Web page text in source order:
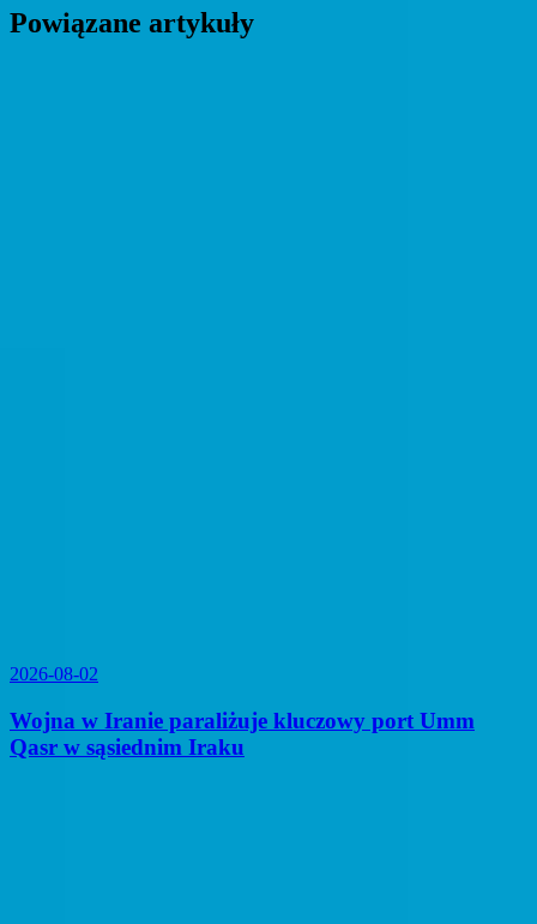
Powiązane artykuły
2026-08-02
Wojna w Iranie paraliżuje kluczowy port Umm
Qasr w sąsiednim Iraku